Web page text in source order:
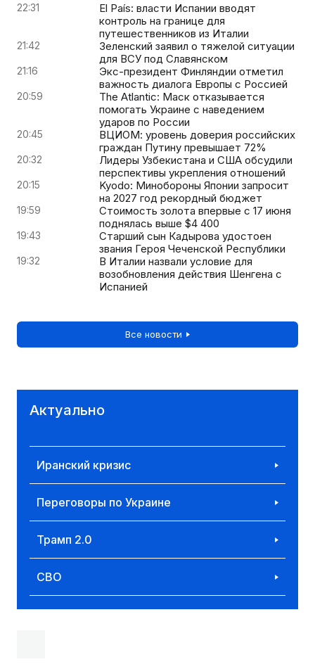
22:31
El País: власти Испании вводят
контроль на границе для
путешественников из Италии
21:42
Зеленский заявил о тяжелой ситуации
для ВСУ под Славянском
21:16
Экс-президент Финляндии отметил
важность диалога Европы с Россией
20:59
The Atlantic: Маск отказывается
помогать Украине с наведением
ударов по России
20:45
ВЦИОМ: уровень доверия российских
граждан Путину превышает 72%
20:32
Лидеры Узбекистана и США обсудили
перспективы укрепления отношений
20:15
Kyodo: Минобороны Японии запросит
на 2027 год рекордный бюджет
19:59
Стоимость золота впервые с 17 июня
поднялась выше $4 400
19:43
Старший сын Кадырова удостоен
звания Героя Чеченской Республики
19:32
В Италии назвали условие для
возобновления действия Шенгена с
Испанией
Все новости
Актуально
Иранский кризис
Переговоры по Украине
Трамп 2.0
СВО